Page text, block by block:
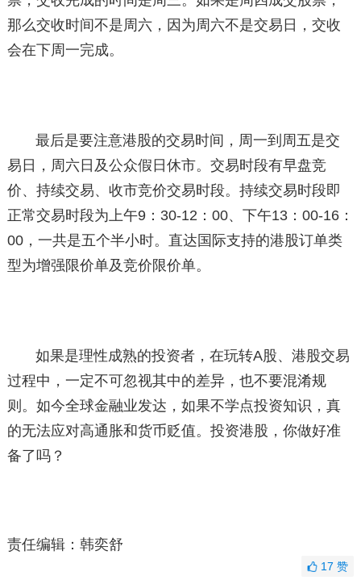
那么交收时间不是周六，因为周六不是交易日，交收
会在下周一完成。
最后是要注意港股的交易时间，周一到周五是交
易日，周六日及公众假日休市。交易时段有早盘竞
价、持续交易、收市竞价交易时段。持续交易时段即
正常交易时段为上午9：30-12：00、下午13：00-16：
00，一共是五个半小时。直达国际支持的港股订单类
型为增强限价单及竞价限价单。
如果是理性成熟的投资者，在玩转A股、港股交易
过程中，一定不可忽视其中的差异，也不要混淆规
则。如今全球金融业发达，如果不学点投资知识，真
的无法应对高通胀和货币贬值。投资港股，你做好准
备了吗？
责任编辑：韩奕舒
17赞